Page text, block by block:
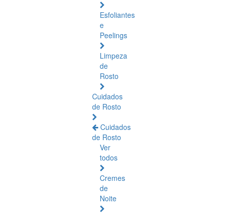
Esfoliantes
e
Peelings
Limpeza
de
Rosto
Cuidados
de Rosto
Cuidados
de Rosto
Ver
todos
Cremes
de
Noite